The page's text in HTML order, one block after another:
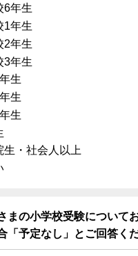
6年生
1年生
2年生
3年生
生
生
生
生・社会人以上
まの小学校受験について
「予定なし」とご回答くだ